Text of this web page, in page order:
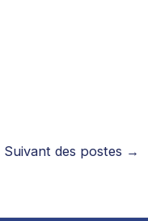
Suivant des postes →